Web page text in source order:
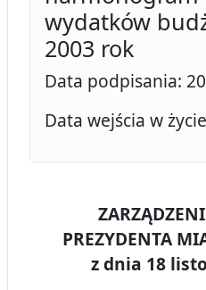
wydatków
2003 rok
Data podpisania:
Data wejścia w
PREZYDENTA
z dnia 18